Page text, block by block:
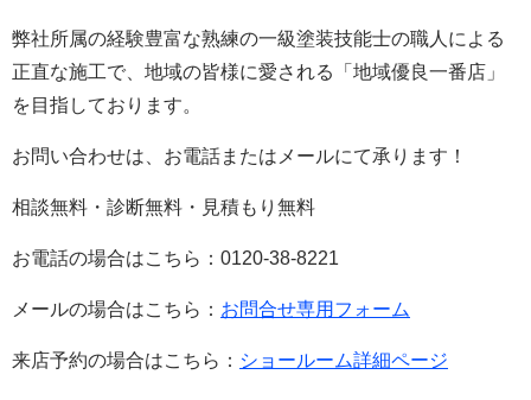
弊社所属の経験豊富な熟練の一級塗装技能士の職人による
正直な施工で、地域の皆様に愛される「地域優良一番店」
を目指しております。
お問い合わせは、お電話またはメールにて承ります！
相談無料・診断無料・見積もり無料
お電話の場合はこちら：0120-38-8221
メールの場合はこちら： お問合せ専用フォーム
来店予約の場合はこちら： ショールーム詳細ページ